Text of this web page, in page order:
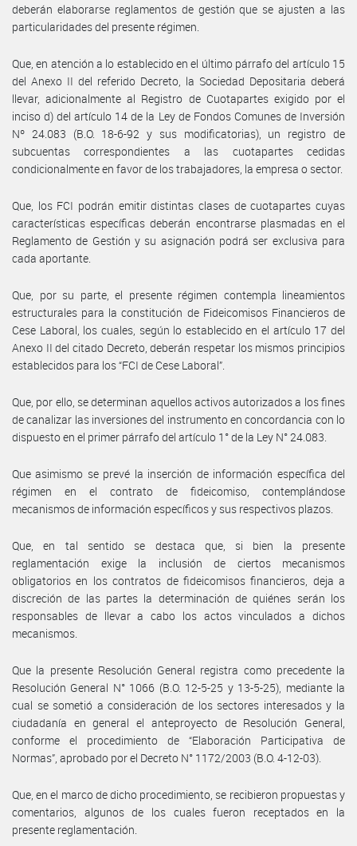
deberán elaborarse reglamentos de gestión que se ajusten a las
particularidades del presente régimen.
Que, en atención a lo establecido en el último párrafo del artículo 15
del Anexo II del referido Decreto, la Sociedad Depositaria deberá
llevar, adicionalmente al Registro de Cuotapartes exigido por el
inciso d) del artículo 14 de la Ley de Fondos Comunes de Inversión
Nº 24.083 (B.O. 18-6-92 y sus modificatorias), un registro de
subcuentas correspondientes a las cuotapartes cedidas
condicionalmente en favor de los trabajadores, la empresa o sector.
Que, los FCI podrán emitir distintas clases de cuotapartes cuyas
características específicas deberán encontrarse plasmadas en el
Reglamento de Gestión y su asignación podrá ser exclusiva para
cada aportante.
Que, por su parte, el presente régimen contempla lineamientos
estructurales para la constitución de Fideicomisos Financieros de
Cese Laboral, los cuales, según lo establecido en el artículo 17 del
Anexo II del citado Decreto, deberán respetar los mismos principios
establecidos para los “FCI de Cese Laboral”.
Que, por ello, se determinan aquellos activos autorizados a los fines
de canalizar las inversiones del instrumento en concordancia con lo
dispuesto en el primer párrafo del artículo 1° de la Ley N° 24.083.
Que asimismo se prevé la inserción de información específica del
régimen en el contrato de fideicomiso, contemplándose
mecanismos de información específicos y sus respectivos plazos.
Que, en tal sentido se destaca que, si bien la presente
reglamentación exige la inclusión de ciertos mecanismos
obligatorios en los contratos de fideicomisos financieros, deja a
discreción de las partes la determinación de quiénes serán los
responsables de llevar a cabo los actos vinculados a dichos
mecanismos.
Que la presente Resolución General registra como precedente la
Resolución General N° 1066 (B.O. 12-5-25 y 13-5-25), mediante la
cual se sometió a consideración de los sectores interesados y la
ciudadanía en general el anteproyecto de Resolución General,
conforme el procedimiento de “Elaboración Participativa de
Normas”, aprobado por el Decreto N° 1172/2003 (B.O. 4-12-03).
Que, en el marco de dicho procedimiento, se recibieron propuestas y
comentarios, algunos de los cuales fueron receptados en la
presente reglamentación.